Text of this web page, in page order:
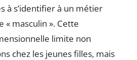
à s’identifier à un métier
« masculin ». Cette
limite non
chez les jeunes filles, mais